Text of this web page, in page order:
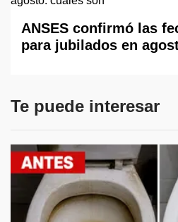
ANSES confirmó las
para jubilados en
Te puede interesar